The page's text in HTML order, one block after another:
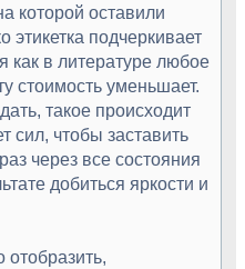
которой оставили
этикетка подчеркивает
как в литературе любое
стоимость уменьшает.
такое происходит
сил, чтобы заставить
через все состояния
добиться яркости и
отобразить,